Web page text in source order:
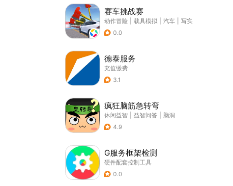
赛车挑战赛
动作冒险 载具模拟 汽车
写实
0.0
德泰服务
充值缴费
3.1
疯狂脑筋急转弯
休闲益智 益智问答
脑洞
4.9
G服务框架检测
硬件配套控制工具
0.0